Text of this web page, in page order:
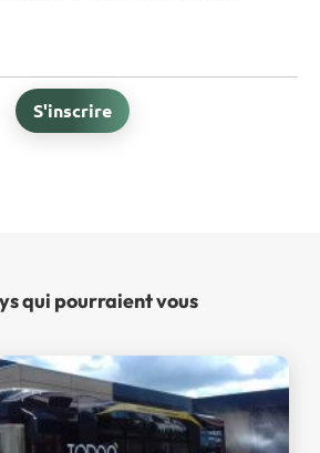
S'inscrire
qui pourraient vous